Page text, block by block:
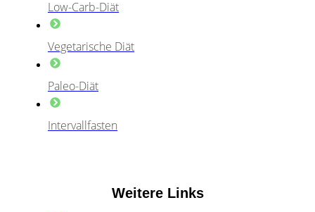
Low-Carb-Diät
Vegetarische Diät
Paleo-Diät
Intervallfasten
Weitere Links